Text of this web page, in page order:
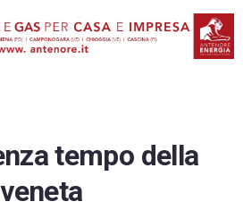
tempo della